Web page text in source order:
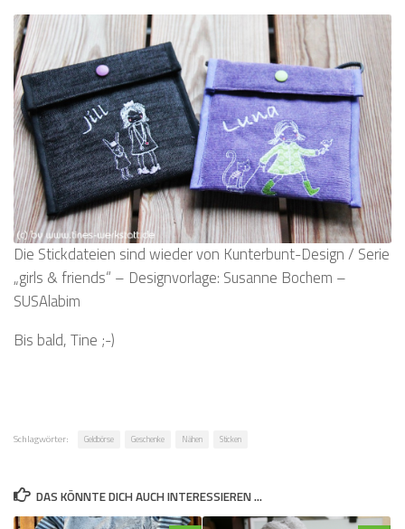
Die Stickdateien sind wieder von Kunterbunt-Design / Serie
„girls & friends“ – Designvorlage: Susanne Bochem –
SUSAlabim
Bis bald, Tine ;-)
Schlagwörter: Geldbörse Geschenke Nähen Sticken
DAS KÖNNTE DICH AUCH INTERESSIEREN …